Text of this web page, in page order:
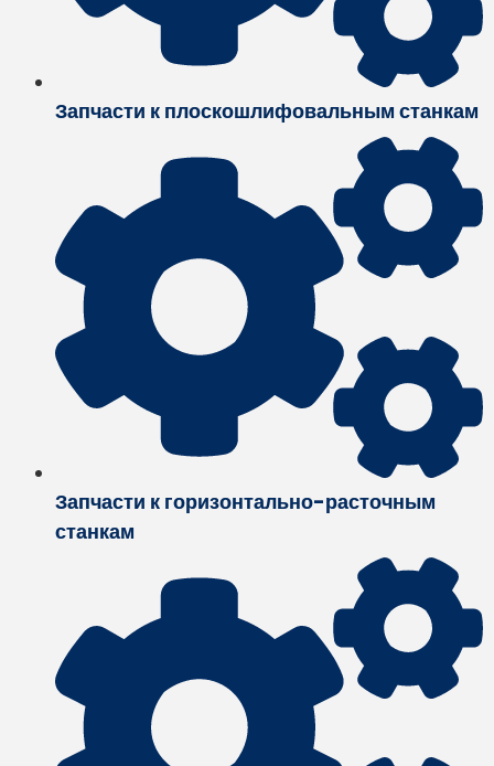
Запчасти к плоскошлифовальным станкам
Запчасти к горизонтально-расточным
станкам